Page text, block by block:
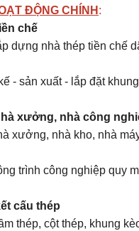
ĐỘNG CHÍNH :
chế
dựng nhà thép tiền chế
- sản xuất - lắp đặt
xưởng, nhà công
xưởng, nhà kho, nhà
trình công nghiệp quy
cấu thép
thép, cột thép, khung